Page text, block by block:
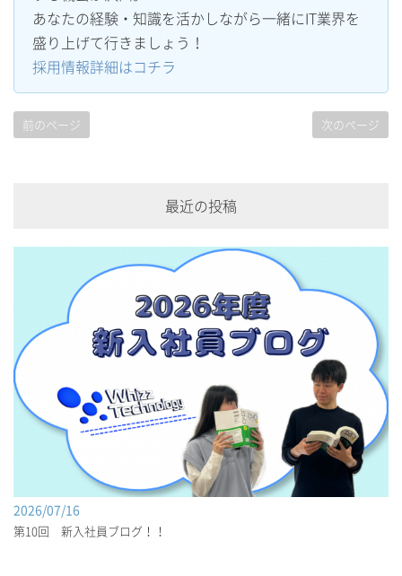
あなたの経験・知識を活かしながら一緒にIT業界を
盛り上げて行きましょう！
採用情報詳細はコチラ
前のページ 次のページ
最近の投稿
2026/07/16
第10回 新入社員ブログ！！